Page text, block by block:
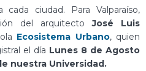
ciudad. Para Valparaíso,
del arquitectoJosé Luis
Ecosistema Urbano, quien
el día Lunes 8 de Agosto
nuestra Universidad.